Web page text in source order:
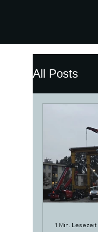
All Posts
1 Min. Lesezeit